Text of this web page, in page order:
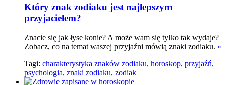
Który znak zodiaku jest najlepszym
przyjacielem?
Znacie się jak łyse konie? A może wam się tylko tak wydaje?
Zobacz, co na temat waszej przyjaźni mówią znaki zodiaku. »
Tagi: charakterystyka znaków zodiaku, horoskop, przyjaźń,
psychologia, znaki zodiaku, zodiak